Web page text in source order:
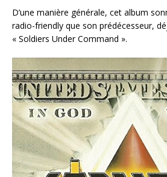
D’une manière générale, cet album
radio-friendly que son prédécesseur,
« Soldiers Under Command ».